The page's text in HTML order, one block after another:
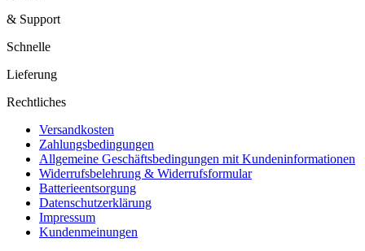
& Support
Schnelle
Lieferung
Rechtliches
Versandkosten
Zahlungsbedingungen
Allgemeine Geschäftsbedingungen mit Kundeninformationen
Widerrufsbelehrung & Widerrufsformular
Batterieentsorgung
Datenschutzerklärung
Impressum
Kundenmeinungen